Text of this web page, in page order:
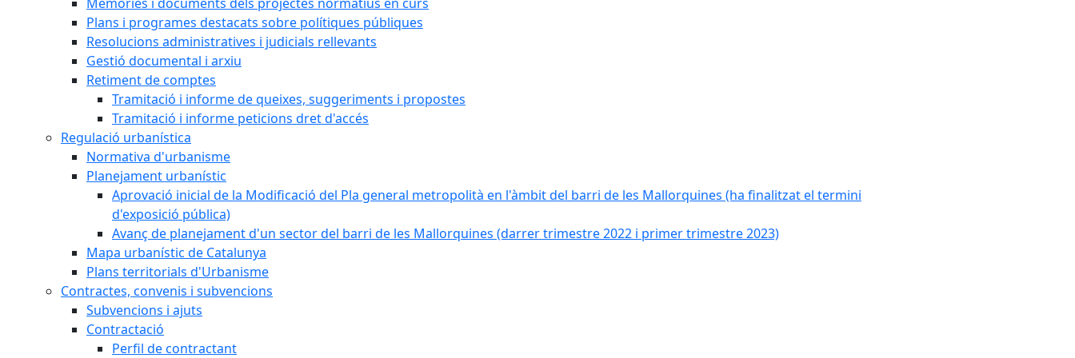
Plans i programes destacats sobre polítiques públiques
Resolucions administratives i judicials rellevants
Gestió documental i arxiu
Retiment de comptes
Tramitació i informe de queixes, suggeriments i propostes
Tramitació i informe peticions dret d'accés
Regulació urbanística
Normativa d'urbanisme
Planejament urbanístic
Aprovació inicial de la Modificació del Pla general metropolità en l'àmbit del barri de les Mallorquines (ha finalitzat el termini
d'exposició pública)
Avanç de planejament d'un sector del barri de les Mallorquines (darrer trimestre 2022 i primer trimestre 2023)
Mapa urbanístic de Catalunya
Plans territorials d'Urbanisme
Contractes, convenis i subvencions
Subvencions i ajuts
Contractació
Perfil de contractant